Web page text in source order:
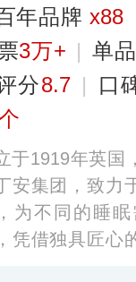
年品牌x88
3万+ | 单
分8.7 |
口
于1919年英国
安集团，致力
为不同的睡
凭借独具匠心